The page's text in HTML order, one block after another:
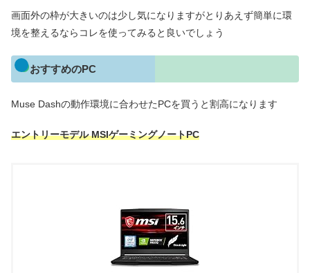
画面外の枠が大きいのは少し気になりますがとりあえず簡単に環
境を整えるならコレを使ってみると良いでしょう
おすすめのPC
Muse Dashの動作環境に合わせたPCを買うと割高になります
エントリーモデル MSIゲーミングノートPC